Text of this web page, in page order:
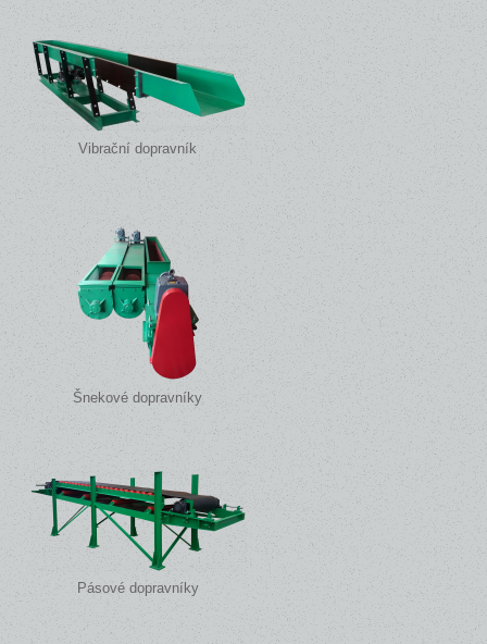
Vibrační dopravník
Šnekové dopravníky
Pásové dopravníky